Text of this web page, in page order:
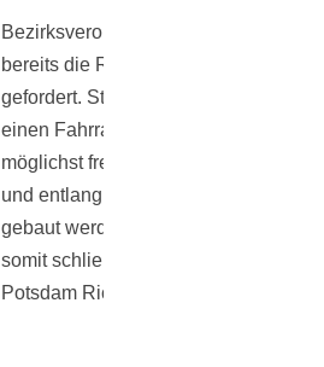
Bezirksverordnete hatten Ende Mai
bereits die Reaktivierung der
gefordert. Stattdessen wollen sie
einen Fahrradschnellweg bauen, der
möglichst frei von allen Kreuzungen
und entlang der Stammbahnstrecke
gebaut werden soll. Radfahrer
somit schließlich ebenfalls schnell
Potsdam Richtung Berlin Mitte fahren.